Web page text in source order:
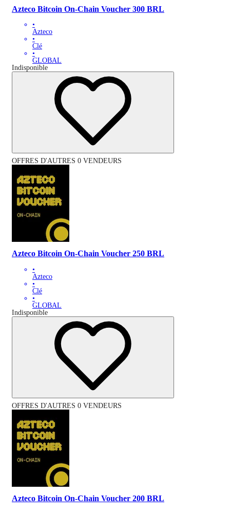
Azteco Bitcoin On-Chain Voucher 300 BRL
•
Azteco
•
Clé
•
GLOBAL
Indisponible
OFFRES D'AUTRES 0 VENDEURS
Azteco Bitcoin On-Chain Voucher 250 BRL
•
Azteco
•
Clé
•
GLOBAL
Indisponible
OFFRES D'AUTRES 0 VENDEURS
Azteco Bitcoin On-Chain Voucher 200 BRL